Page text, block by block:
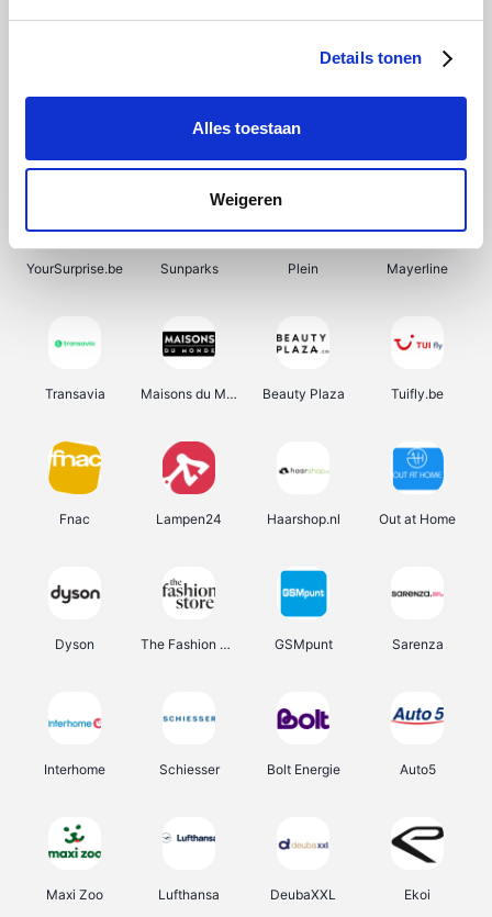
Details tonen
Alles toestaan
Weigeren
SupraBazar Shein Bergfreunde Smartwatchbanden
YourSurprise.be Sunparks Plein Mayerline
Transavia Maisons du Monde Beauty Plaza Tuifly.be
Fnac Lampen24 Haarshop.nl Out at Home
Dyson The Fashion Store GSMpunt Sarenza
Interhome Schiesser Bolt Energie Auto5
Maxi Zoo Lufthansa DeubaXXL Ekoi